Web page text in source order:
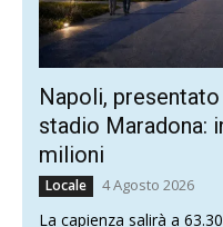
Napoli,
stadio Maradona:
milioni
Locale 4 Agosto 2026
La capienza salirà a